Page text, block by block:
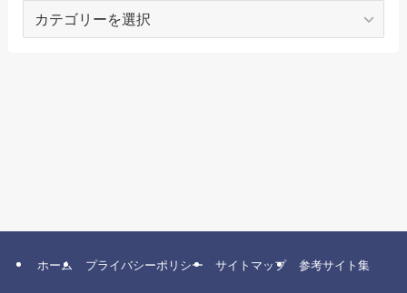
ホーム プライバシーポリシー サイトマップ 参考サイト集